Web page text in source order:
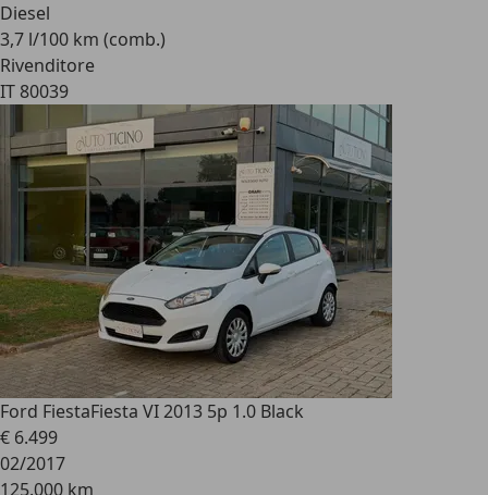
Diesel
3,7 l/100 km (comb.)
Rivenditore
IT 80039
Ford FiestaFiesta VI 2013 5p 1.0 Black
€ 6.499
02/2017
125.000 km